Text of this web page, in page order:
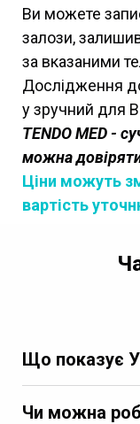
Ви можете
залози,
за вказаними
Дослідження
у зручний для
TENDO MED -
можна
Ціни можуть
вартість
Що показує
Чи можна